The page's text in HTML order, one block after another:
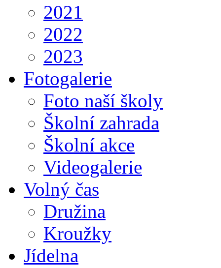
2021
2022
2023
Fotogalerie
Foto naší školy
Školní zahrada
Školní akce
Videogalerie
Volný čas
Družina
Kroužky
Jídelna